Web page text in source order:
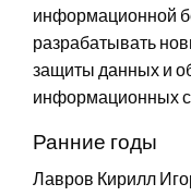
информационной
разрабатывать
защиты данных и
информационных
Ранние годы
Лавров Кирилл